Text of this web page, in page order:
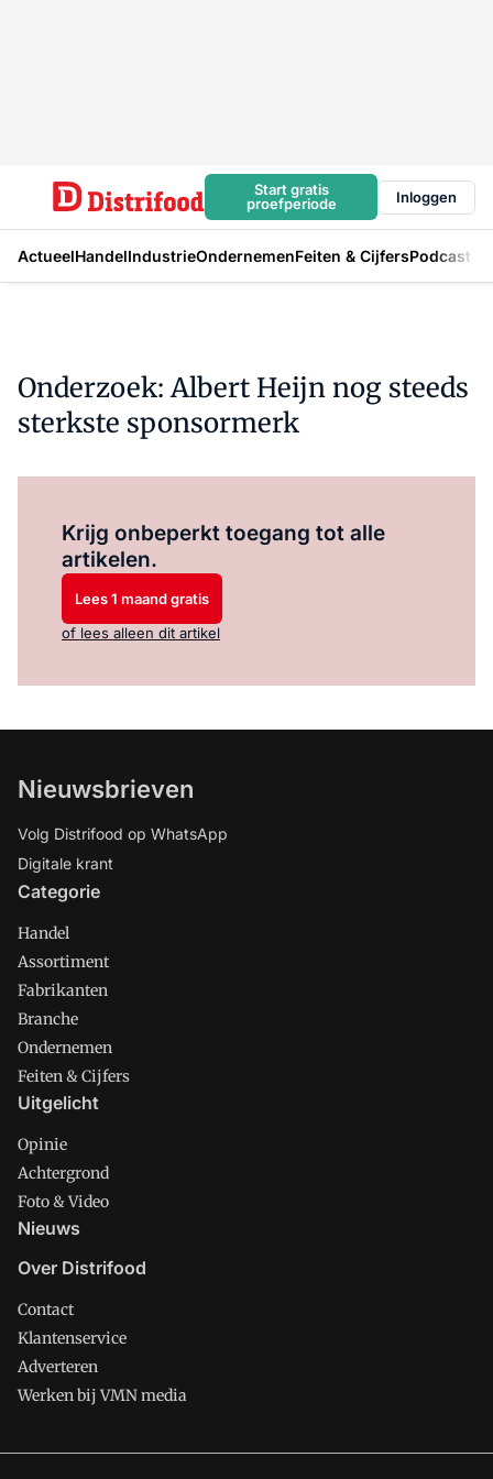
Start gratis
proefperiode
Inloggen
ActueelHandelIndustrieOndernemenFeiten & CijfersPodcast
Onderzoek: Albert Heijn nog steeds
sterkste sponsormerk
Krijg onbeperkt toegang tot alle
artikelen.
Lees 1 maand gratis
of lees alleen dit artikel
Nieuwsbrieven
Volg Distrifood op WhatsApp
Digitale krant
Categorie
Handel
Assortiment
Fabrikanten
Branche
Ondernemen
Feiten & Cijfers
Uitgelicht
Opinie
Achtergrond
Foto & Video
Nieuws
Over Distrifood
Contact
Klantenservice
Adverteren
Werken bij VMN media